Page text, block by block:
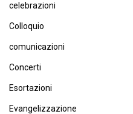
celebrazioni
Colloquio
comunicazioni
Concerti
Esortazioni
Evangelizzazione